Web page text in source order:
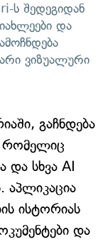
ს შედეგიდან
და
ვიზუალური
გაჩნდება
რომელიც
და სხვა AI
აპლიკაცია
ისტორიას
და